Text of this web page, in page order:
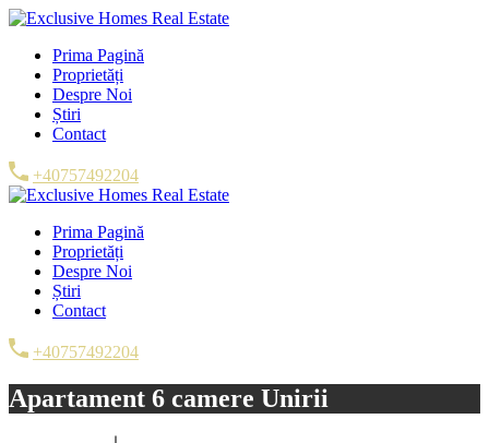
Prima Pagină
Proprietăți
Despre Noi
Știri
Contact
+40757492204
Prima Pagină
Proprietăți
Despre Noi
Știri
Contact
+40757492204
Apartament 6 camere Unirii